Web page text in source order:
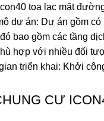
toạ lạc mặt
dự án: Dự án gồm
bao gồm các tầng
hợp với nhiều đối
triển khai: Khởi
CƯ